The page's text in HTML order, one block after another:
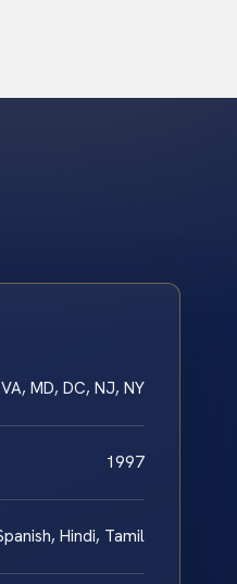
VA, MD, DC, NJ, NY
1997
Hindi, Tamil